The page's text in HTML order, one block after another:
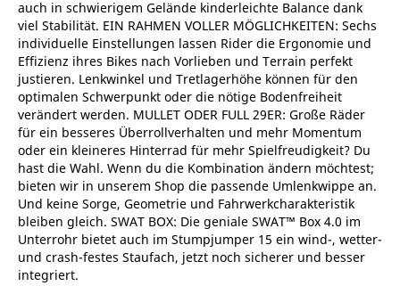
auch in schwierigem Gelände kinderleichte Balance dank
viel Stabilität. EIN RAHMEN VOLLER MÖGLICHKEITEN: Sechs
individuelle Einstellungen lassen Rider die Ergonomie und
Effizienz ihres Bikes nach Vorlieben und Terrain perfekt
justieren. Lenkwinkel und Tretlagerhöhe können für den
optimalen Schwerpunkt oder die nötige Bodenfreiheit
verändert werden. MULLET ODER FULL 29ER: Große Räder
für ein besseres Überrollverhalten und mehr Momentum
oder ein kleineres Hinterrad für mehr Spielfreudigkeit? Du
hast die Wahl. Wenn du die Kombination ändern möchtest;
bieten wir in unserem Shop die passende Umlenkwippe an.
Und keine Sorge, Geometrie und Fahrwerkcharakteristik
bleiben gleich. SWAT BOX: Die geniale SWAT™ Box 4.0 im
Unterrohr bietet auch im Stumpjumper 15 ein wind-, wetter-
und crash-festes Staufach, jetzt noch sicherer und besser
integriert.